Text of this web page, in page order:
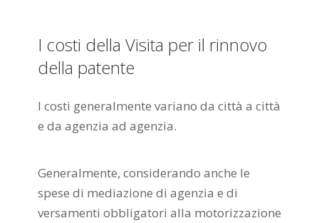
I costi della Visita per il rinnovo
della patente
I costi generalmente variano da città a città
e da agenzia ad agenzia.
Generalmente, considerando anche le
spese di mediazione di agenzia e di
versamenti obbligatori alla motorizzazione